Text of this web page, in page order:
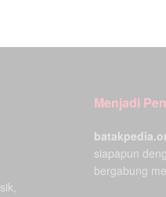
Menjadi
siapapun
bergabung